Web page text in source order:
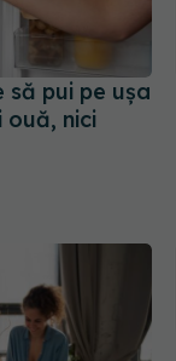
să pui pe ușa
ouă, nici